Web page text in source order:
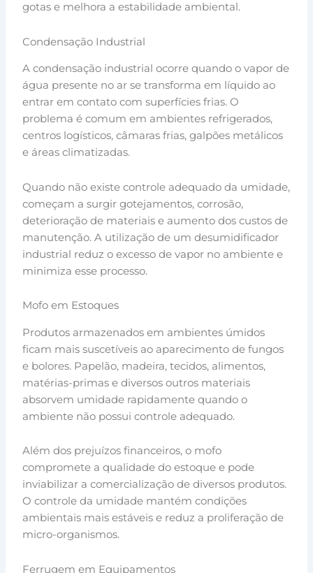
gotas e melhora a estabilidade ambiental.
Condensação Industrial
A condensação industrial ocorre quando o vapor de
água presente no ar se transforma em líquido ao
entrar em contato com superfícies frias. O
problema é comum em ambientes refrigerados,
centros logísticos, câmaras frias, galpões metálicos
e áreas climatizadas.
Quando não existe controle adequado da umidade,
começam a surgir gotejamentos, corrosão,
deterioração de materiais e aumento dos custos de
manutenção. A utilização de um desumidificador
industrial reduz o excesso de vapor no ambiente e
minimiza esse processo.
Mofo em Estoques
Produtos armazenados em ambientes úmidos
ficam mais suscetíveis ao aparecimento de fungos
e bolores. Papelão, madeira, tecidos, alimentos,
matérias-primas e diversos outros materiais
absorvem umidade rapidamente quando o
ambiente não possui controle adequado.
Além dos prejuízos financeiros, o mofo
compromete a qualidade do estoque e pode
inviabilizar a comercialização de diversos produtos.
O controle da umidade mantém condições
ambientais mais estáveis e reduz a proliferação de
micro-organismos.
Ferrugem em Equipamentos